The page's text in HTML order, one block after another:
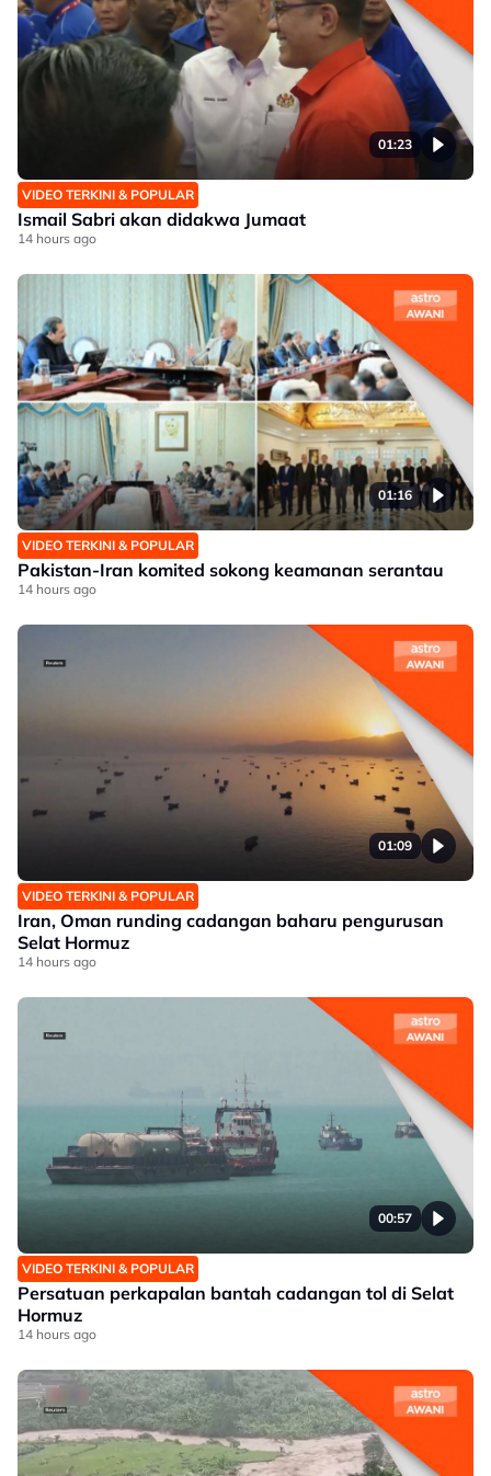
01:23
VIDEO TERKINI & POPULAR
Ismail Sabri akan didakwa Jumaat
14 hours ago
01:16
VIDEO TERKINI & POPULAR
Pakistan-Iran komited sokong keamanan serantau
14 hours ago
01:09
VIDEO TERKINI & POPULAR
Iran, Oman runding cadangan baharu pengurusan
Selat Hormuz
14 hours ago
00:57
VIDEO TERKINI & POPULAR
Persatuan perkapalan bantah cadangan tol di Selat
Hormuz
14 hours ago